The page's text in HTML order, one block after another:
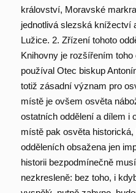
království, Moravské
jednotlivá slezská knížectví
Lužice. 2. Zřízení tohoto
Knihovny je rozšířením
používal Otec biskup
totiž zásadní význam pro
místě je ovšem osvěta
ostatních oddělení a dílem i
místě pak osvěta
odděleních obsažena jen
historii bezpodmínečně
nezkresleně: bez toho, i